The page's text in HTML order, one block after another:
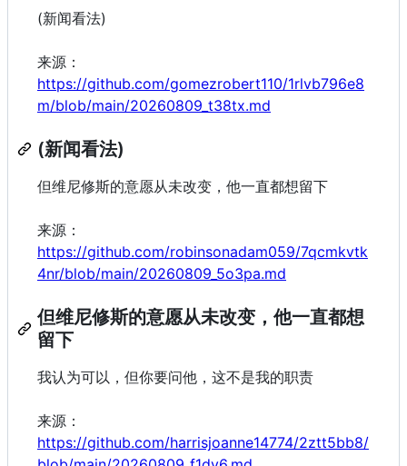
(新闻看法)
来源：
https://github.com/gomezrobert110/1rlvb796e8
m/blob/main/20260809_t38tx.md
(新闻看法)
但维尼修斯的意愿从未改变，他一直都想留下
来源：
https://github.com/robinsonadam059/7qcmkvtk
4nr/blob/main/20260809_5o3pa.md
但维尼修斯的意愿从未改变，他一直都想
留下
我认为可以，但你要问他，这不是我的职责
来源：
https://github.com/harrisjoanne14774/2ztt5bb8/